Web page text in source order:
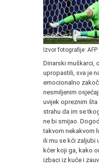
Izvor fotografije: AFP
Dinarski muškarci,
upropastili, sva je
emocionalno
nesmiljenim
uvijek opreznim
strahu da im se
ne bi smijao.
takvom nekakvom
ili mu se kći zaljubi
kćer koji ga, kako
izbaci iz kuće i